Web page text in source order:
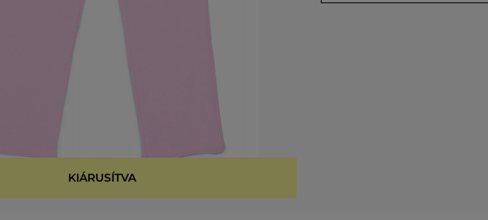
KIÁRUSÍTVA